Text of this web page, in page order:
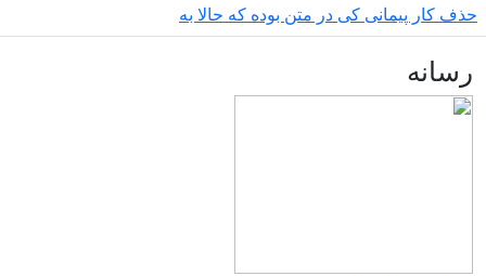
کار پیمانی کی در متن بودە کە حالا بە